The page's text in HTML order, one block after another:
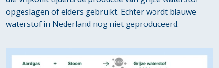
opgeslagen of elders gebruikt. Echter wordt blauwe
waterstof in Nederland nog niet geproduceerd.